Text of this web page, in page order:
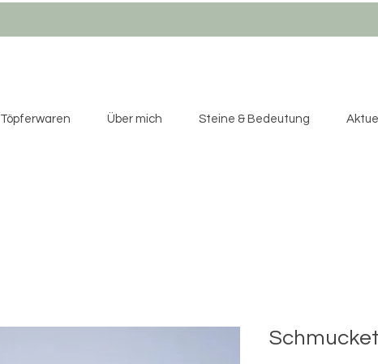
Töpferwaren Über mich Steine & Bedeutung